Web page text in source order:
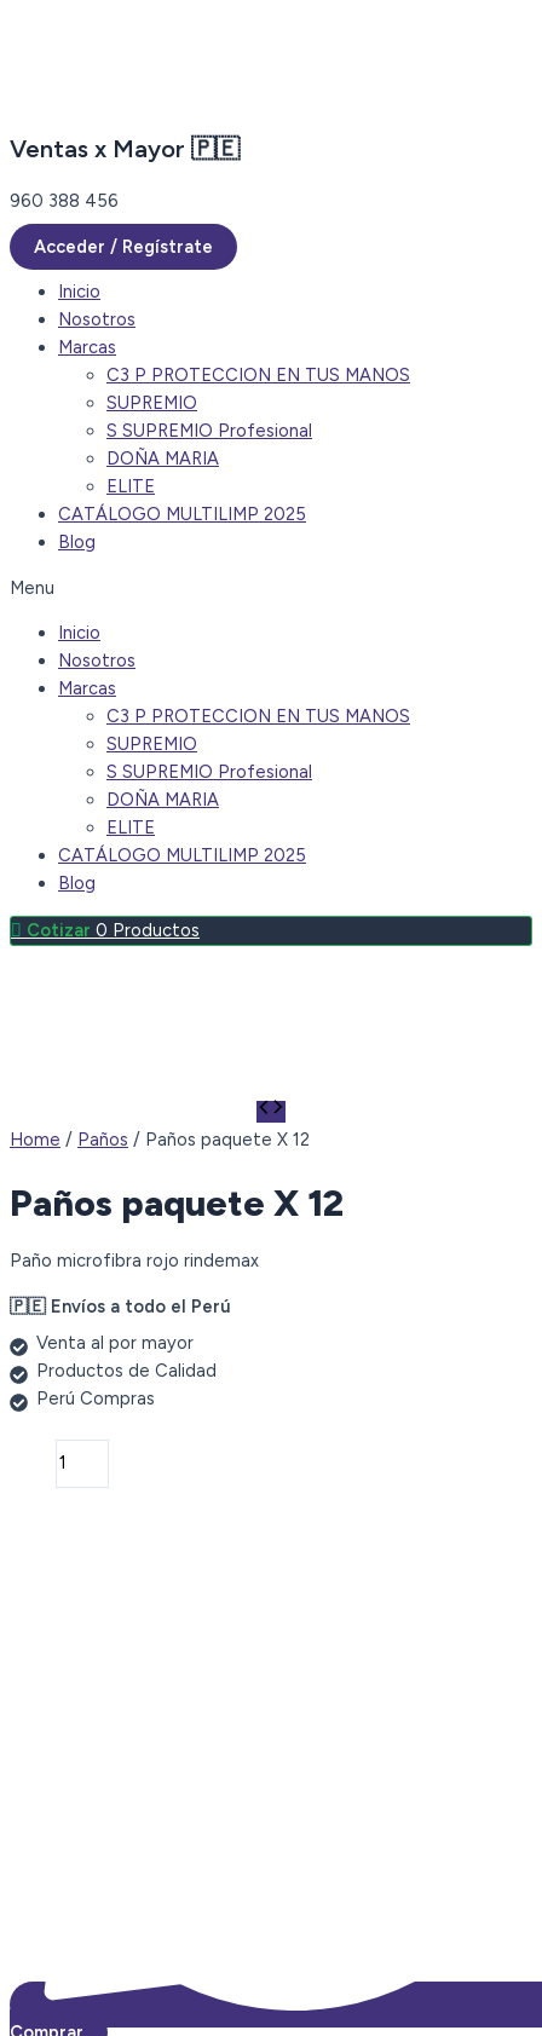
Ventas x Mayor 🇵🇪
960 388 456
Acceder / Regístrate
Inicio
Nosotros
Marcas
C3 P PROTECCION EN TUS MANOS
SUPREMIO
S SUPREMIO Profesional
DOÑA MARIA
ELITE
CATÁLOGO MULTILIMP 2025
Blog
Menu
Inicio
Nosotros
Marcas
C3 P PROTECCION EN TUS MANOS
SUPREMIO
S SUPREMIO Profesional
DOÑA MARIA
ELITE
CATÁLOGO MULTILIMP 2025
Blog
0 Productos
Home / Paños / Paños paquete X 12
Paños paquete X 12
Paño microfibra rojo rindemax
🇵🇪 Envíos a todo el Perú
Venta al por mayor
Productos de Calidad
Perú Compras